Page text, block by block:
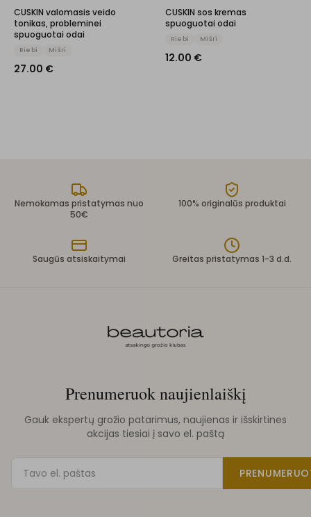
CUSKIN valomasis veido
tonikas, probleminei
spuoguotai odai
Riebi Mišri
27.00 €
CUSKIN sos kremas
spuoguotai odai
Riebi Mišri
12.00 €
Nemokamas pristatymas nuo
50€
100% originalūs produktai
Saugūs atsiskaitymai Greitas pristatymas 1-3 d.d.
Prenumeruok naujienlaiškį
Gauk ekspertų grožio patarimus, naujienas ir išskirtines
akcijas tiesiai į savo el. paštą